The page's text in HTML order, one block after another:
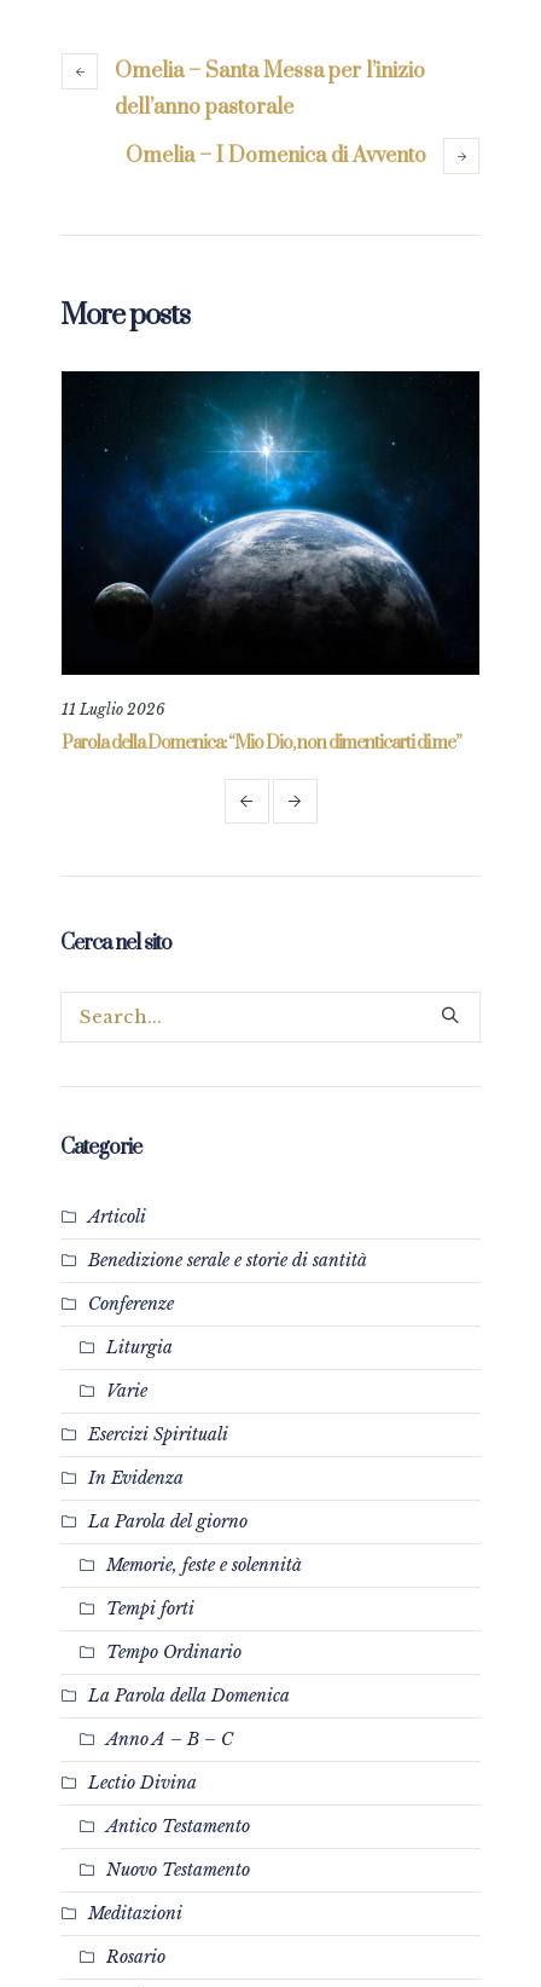
Omelia – Santa Messa per l’inizio
dell’anno pastorale
Omelia – I Domenica di Avvento
More posts
11 Luglio 2026
Parola della Domenica: “Mio Dio, non dimenticarti di me”
Cerca nel sito
Categorie
Articoli
Benedizione serale e storie di santità
Conferenze
Liturgia
Varie
Esercizi Spirituali
In Evidenza
La Parola del giorno
Memorie, feste e solennità
Tempi forti
Tempo Ordinario
La Parola della Domenica
Anno A – B – C
Lectio Divina
Antico Testamento
Nuovo Testamento
Meditazioni
Rosario